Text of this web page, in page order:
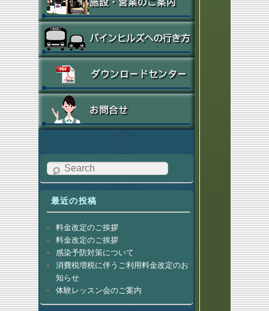
(2025.9.3)
ベテランオープントーナメント 10月
大会要項を掲載しました
(2025.8.19)
第29回 PINEHILLS お盆トーナメン
ト 男子S 結果を掲載しました
(2025.8.19)
第29回 PINEHILLS お盆トーナメン
ト 男子D 結果を掲載しました
(2025.8.19)
第29回 PINEHILLS お盆トーナメン
ト 女子S 結果を掲載しました
(2025.8.19)
第29回 PINEHILLS お盆トーナメン
ト 女子D 結果を掲載しました
(2025.8.1)
ベテランオープントーナメント 9月大
会要項を掲載しました
(2025.7.9)
公認大会 7/21､26男Sドローを掲載
公認大会 7/12男Dドローを掲載しま
した
公認大会 7/9女Dドローを掲載しま
した
(2025.6.25)
公認大会 7/2女Sドローを掲載しま
した
(2025.5.27)
第29回PINEHILLSお盆トーナメント
受付を開始しました
ベテランオープントーナメント3月大
Search
最近の投稿
料金改定のご挨拶
料金改定のご挨拶
感染予防対策について
消費税増税に伴うご利用料金改定のお
知らせ
体験レッスン会のご案内